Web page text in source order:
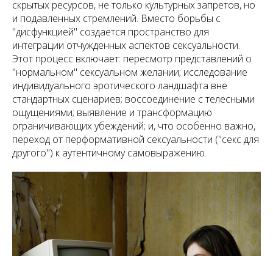
скрытых ресурсов, не только культурных запретов, но
и подавленных стремлений. Вместо борьбы с
"дисфункцией" создается пространство для
интеграции отчужденных аспектов сексуальности.
Этот процесс включает: пересмотр представлений о
"нормальном" сексуальном желании; исследование
индивидуального эротического ландшафта вне
стандартных сценариев; воссоединение с телесными
ощущениями; выявление и трансформацию
ограничивающих убеждений; и, что особенно важно,
переход от перформативной сексуальности ("секс для
другого") к аутентичному самовыражению.